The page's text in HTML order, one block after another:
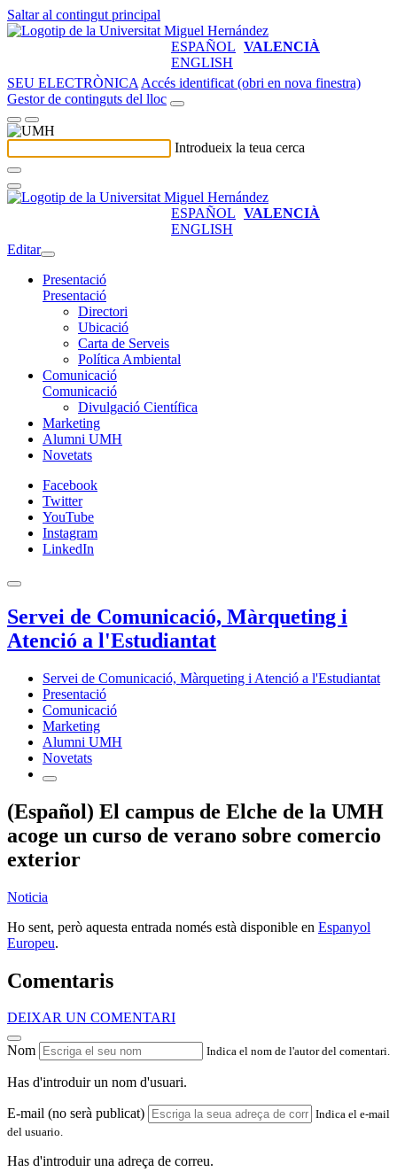
Saltar al contingut principal
ESPAÑOL VALENCIÀ
ENGLISH
SEU ELECTRÒNICA Accés identificat (obri en nova finestra)
Gestor de continguts del lloc
Introdueix la teua cerca
ESPAÑOL VALENCIÀ
ENGLISH
Editar
Presentació
Presentació
Directori
Ubicació
Carta de Serveis
Política Ambiental
Comunicació
Comunicació
Divulgació Científica
Marketing
Alumni UMH
Novetats
Facebook
Twitter
YouTube
Instagram
LinkedIn
Servei de Comunicació, Màrqueting i
Atenció a l'Estudiantat
Servei de Comunicació, Màrqueting i Atenció a l'Estudiantat
Presentació
Comunicació
Marketing
Alumni UMH
Novetats
(Español) El campus de Elche de la UMH
acoge un curso de verano sobre comercio
exterior
Noticia
Ho sent, però aquesta entrada només està disponible en Espanyol
Europeu.
Comentaris
DEIXAR UN COMENTARI
Nom Indica el nom de l'autor del comentari.
Has d'introduir un nom d'usuari.
E-mail (no serà publicat)
Indica el e-mail
del usuario.
Has d'introduir una adreça de correu.